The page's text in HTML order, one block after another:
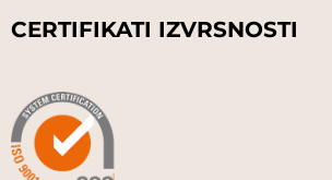
CERTIFIKATI IZVRSNOSTI